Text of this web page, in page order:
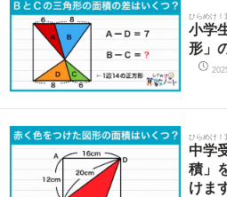
ひらめけ！
小学
形」
ひらめけ！
中学
積」
けま